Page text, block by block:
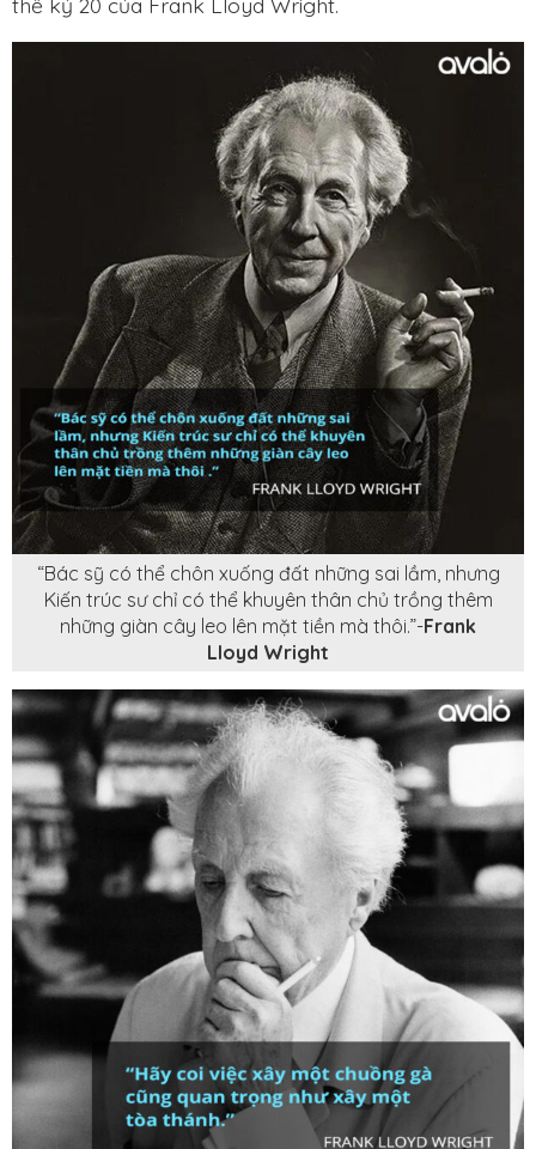
“Bác sỹ có thể chôn xuống đất những sai lầm, nhưng
Kiến trúc sư chỉ có thể khuyên thân chủ trồng thêm
những giàn cây leo lên mặt tiền mà thôi.”-Frank
Lloyd Wright